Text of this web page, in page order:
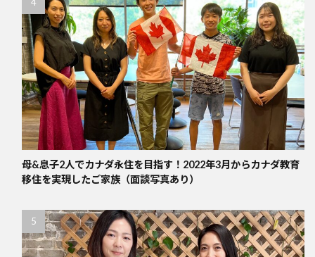
母&息子2人でカナダ永住を目指す！2022年3月からカナダ教育
移住を実現したご家族（面談写真あり）